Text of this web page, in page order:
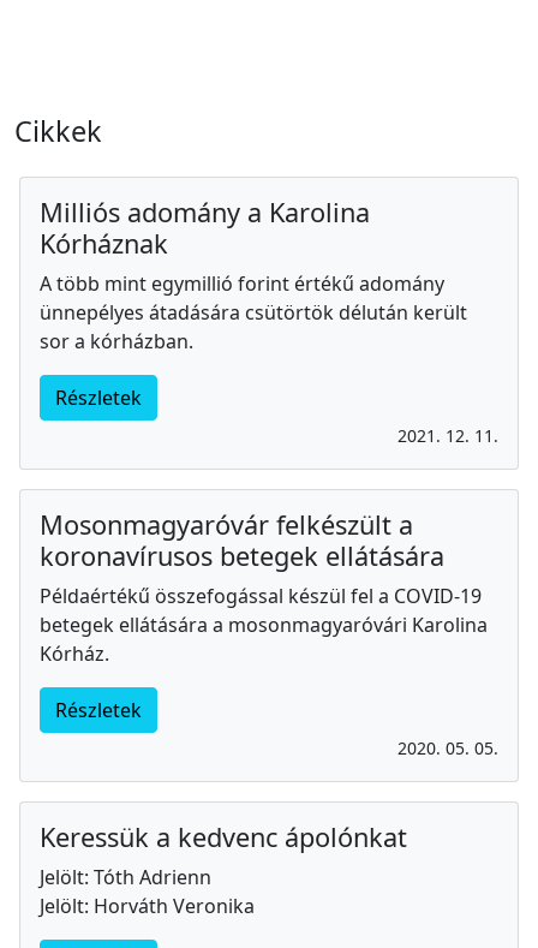
Cikkek
Milliós adomány a Karolina
Kórháznak
A több mint egymillió forint értékű adomány
ünnepélyes átadására csütörtök délután került
sor a kórházban.
Részletek
2021. 12. 11.
Mosonmagyaróvár felkészült a
koronavírusos betegek ellátására
Példaértékű összefogással készül fel a COVID-19
betegek ellátására a mosonmagyaróvári Karolina
Kórház.
Részletek
2020. 05. 05.
Keressük a kedvenc ápolónkat
Jelölt: Tóth Adrienn
Jelölt: Horváth Veronika